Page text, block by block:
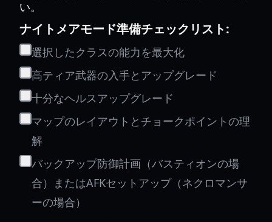
い。
ナイトメアモード準備チェックリスト:
選択したクラスの能力を最大化
高ティア武器の入手とアップグレード
十分なヘルスアップグレード
マップのレイアウトとチョークポイントの理
解
バックアップ防御計画（バスティオンの場
合）またはAFKセットアップ（ネクロマンサ
ーの場合）